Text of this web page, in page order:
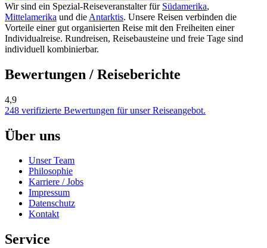
Wir sind ein Spezial-Reiseveranstalter für Südamerika,
Mittelamerika und die Antarktis. Unsere Reisen verbinden die
Vorteile einer gut organisierten Reise mit den Freiheiten einer
Individualreise. Rundreisen, Reisebausteine und freie Tage sind
individuell kombinierbar.
Bewertungen / Reiseberichte
4,9
248 verifizierte Bewertungen für unser Reiseangebot.
Über uns
Unser Team
Philosophie
Karriere / Jobs
Impressum
Datenschutz
Kontakt
Service